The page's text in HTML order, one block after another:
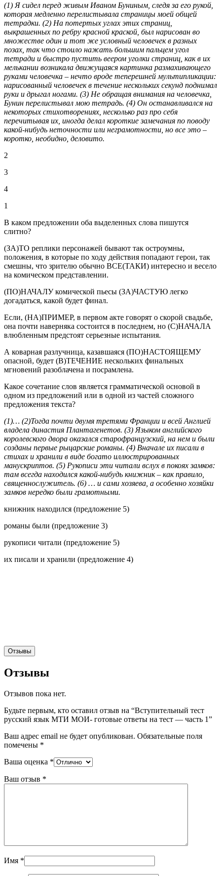
(1) Я сидел перед живым Иваном Буниным, следя за его рукой,
которая медленно перелистывала страницы моей общей
тетрадки. (2) На потертых углах этих страниц,
выкрашенных по ребру красной краской, был нарисован во
множестве один и тот же условный человечек в разных
позах, так что стоило нажать большим пальцем угол
тетради и быстро пустить веером уголки страниц, как в их
мелькании возникала движущаяся картинка размахивающего
руками человечка – нечто вроде теперешней мультипликации:
нарисованный человечек в течение нескольких секунд поднимал
руки и дрыгал ногами. (3) Не обращая внимания на человечка,
Бунин перелистывал мою тетрадь. (4) Он останавливался на
некоторых стихотворениях, несколько раз про себя
перечитывая их, иногда делал короткие замечания по поводу
какой-нибудь неточности или неграмотности, но все это –
коротко, необидно, деловито.
2
3
4
1
В каком предложении оба выделенных слова пишутся
слитно?
(ЗА)ТО реплики персонажей бывают так остроумны,
положения, в которые по ходу действия попадают герои, так
смешны, что зрителю обычно ВСЕ(ТАКИ) интересно и весело
на комическом представлении.
(ПО)НАЧАЛУ комической пьесы (ЗА)ЧАСТУЮ легко
догадаться, какой будет финал.
Если, (НА)ПРИМЕР, в первом акте говорят о скорой свадьбе,
она почти наверняка состоится в последнем, но (С)НАЧАЛА
влюбленным предстоят серьезные испытания.
А коварная разлучница, казавшаяся (ПО)НАСТОЯЩЕМУ
опасной, будет (В)ТЕЧЕНИЕ нескольких финальных
мгновений разоблачена и посрамлена.
Какое сочетание слов является грамматической основой в
одном из предложений или в одной из частей сложного
предложения текста?
(1)… (2)Тогда почти двумя третями Франции и всей Англией
владела династия Плантагенетов. (3) Языком английского
королевского двора оказался старофранцузский, на нем и были
созданы первые рыцарские романы. (4) Вначале их писали в
стихах и хранили в виде богато иллюстрированных
манускриптов. (5) Рукописи эти читали вслух в покоях замков:
там всегда находился какой-нибудь книжник – как правило,
священнослужитель. (6) … и сами хозяева, а особенно хозяйки
замков нередко были грамотными.
книжник находился (предложение 5)
романы были (предложение 3)
рукописи читали (предложение 5)
их писали и хранили (предложение 4)
Отзывы
Отзывы
Отзывов пока нет.
Будьте первым, кто оставил отзыв на “Вступительный тест
русский язык МТИ МОИ- готовые ответы на тест — часть 1”
Ваш адрес email не будет опубликован. Обязательные поля
помечены *
Ваша оценка *
Ваш отзыв *
Имя *